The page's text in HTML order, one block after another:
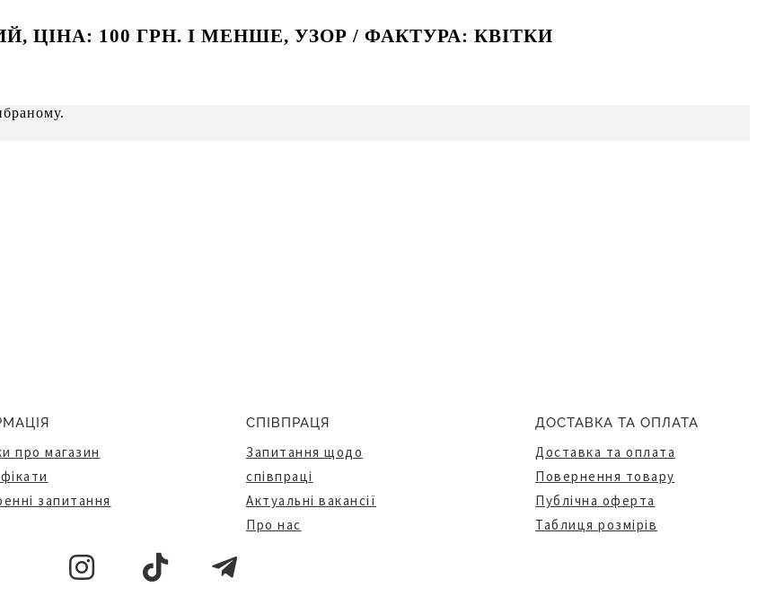
ЦІНА: 100 ГРН. І МЕНШЕ, УЗОР / ФАКТУРА: КВІТКИ
про магазин
запитання
СПІВПРАЦЯ
Запитання щодо
співпраці
Актуальні вакансії
Про нас
ДОСТАВКА ТА ОПЛАТА
Доставка та оплата
Повернення товару
Публічна оферта
Таблиця розмірів